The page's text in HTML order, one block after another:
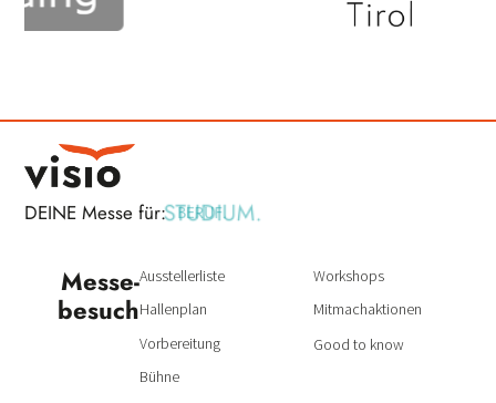
DEINE Messe für: BERUF.
STUDIUM.
Messe­
besuch
Ausstellerliste
Hallenplan
Vorbereitung
Bühne
Workshops
Mitmachaktionen
Good to know